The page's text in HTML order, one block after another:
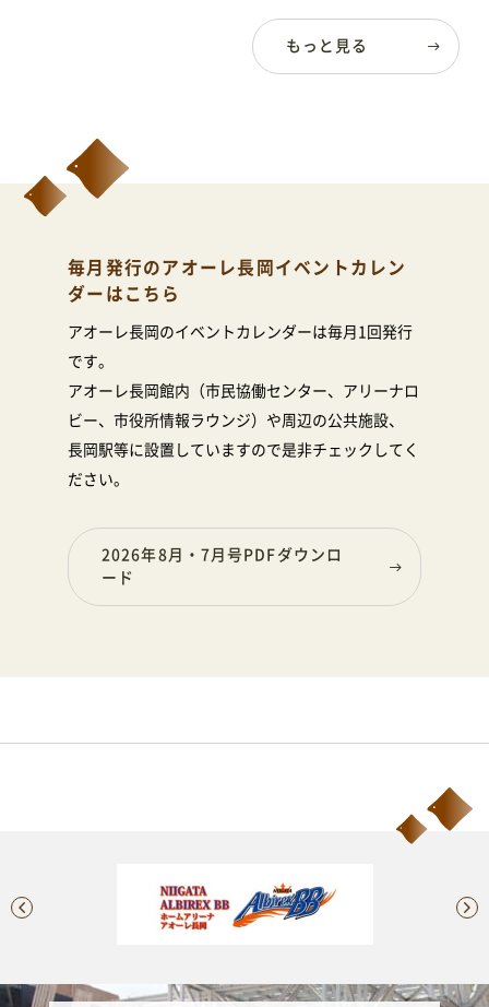
もっと見る
毎月発行のアオーレ長岡イベントカレン
ダーはこちら
アオーレ長岡のイベントカレンダーは毎月1回発行
です。
アオーレ長岡館内（市民協働センター、アリーナロ
ビー、市役所情報ラウンジ）や周辺の公共施設、
長岡駅等に設置していますので是非チェックしてく
ださい。
2026年8月・7月号PDFダウンロ
ード